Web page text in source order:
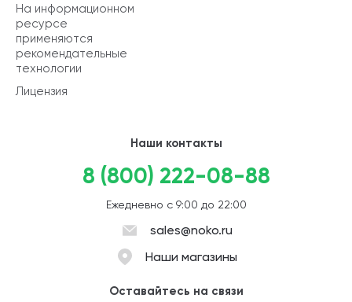
На информационном
ресурсе
применяются
рекомендательные
технологии
Лицензия
Наши контакты
8 (800) 222-08-88
Ежедневно с 9:00 до 22:00
sales@noko.ru
Наши магазины
Оставайтесь на связи